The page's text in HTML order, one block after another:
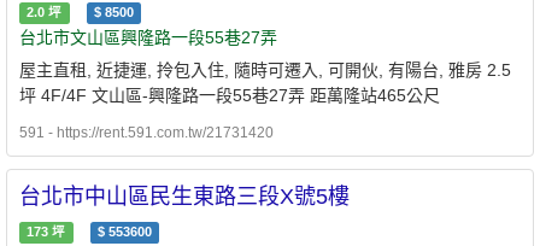
2.0 坪 $ 8500
台北市文山區興隆路一段55巷27弄
屋主直租, 近捷運, 拎包入住, 隨時可遷入, 可開伙, 有陽台, 雅房 2.5
坪 4F/4F 文山區-興隆路一段55巷27弄 距萬隆站465公尺
591 - https://rent.591.com.tw/21731420
台北市中山區民生東路三段X號5樓
173 坪 $ 553600